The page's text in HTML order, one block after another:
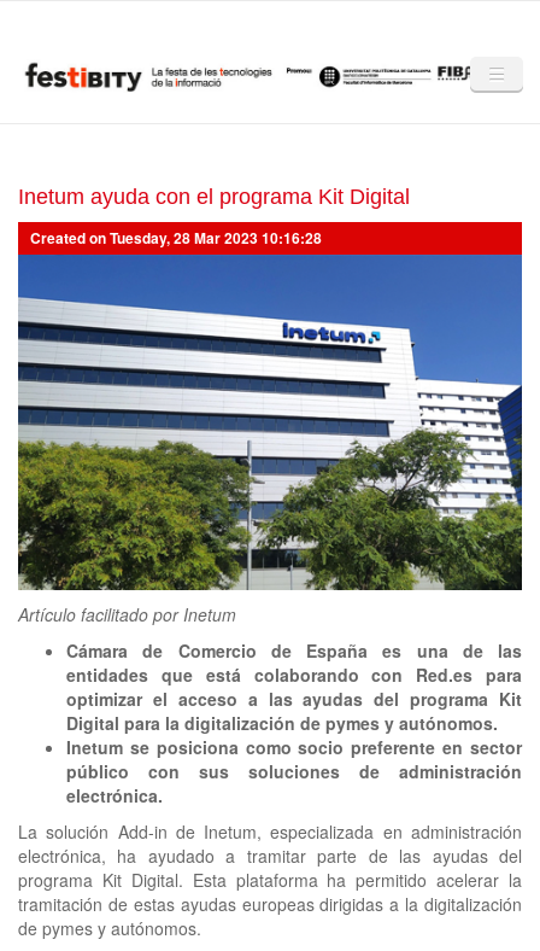
Club Festibity
La Festibity
Partners
Mencions
Notícies
Mèdia
Altres edicions
clickNEWS
Inetum ayuda con el programa Kit Digital
Created on Tuesday, 28 Mar 2023 10:16:28
Artículo facilitado por Inetum
Cámara de Comercio de España es una de las
entidades que está colaborando con Red.es para
optimizar el acceso a las ayudas del programa Kit
Digital para la digitalización de pymes y autónomos.
Inetum se posiciona como socio preferente en sector
público con sus soluciones de administración
electrónica.
La solución Add-in de Inetum, especializada en administración
electrónica, ha ayudado a tramitar parte de las ayudas del
programa Kit Digital. Esta plataforma ha permitido acelerar la
tramitación de estas ayudas europeas dirigidas a la digitalización
de pymes y autónomos.